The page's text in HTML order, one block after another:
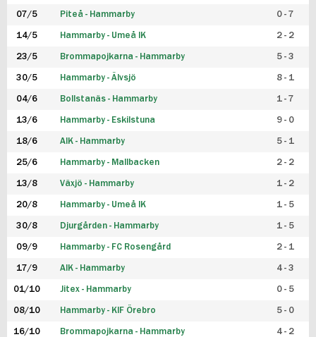
07/5 Piteå - Hammarby 0 - 7
14/5 Hammarby - Umeå IK 2 - 2
23/5 Brommapojkarna - Hammarby 5 - 3
30/5 Hammarby - Älvsjö 8 - 1
04/6 Bollstanäs - Hammarby 1 - 7
13/6 Hammarby - Eskilstuna 9 - 0
18/6 AIK - Hammarby 5 - 1
25/6 Hammarby - Mallbacken 2 - 2
13/8 Växjö - Hammarby 1 - 2
20/8 Hammarby - Umeå IK 1 - 5
30/8 Djurgården - Hammarby 1 - 5
09/9 Hammarby - FC Rosengård 2 - 1
17/9 AIK - Hammarby 4 - 3
01/10 Jitex - Hammarby 0 - 5
08/10 Hammarby - KIF Örebro 5 - 0
16/10 Brommapojkarna - Hammarby 4 - 2